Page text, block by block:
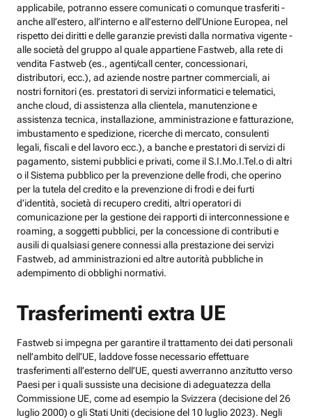
applicabile, potranno essere comunicati o comunque trasferiti -
anche all’estero, all’interno e all’esterno dell’Unione Europea, nel
rispetto dei diritti e delle garanzie previsti dalla normativa vigente -
alle società del gruppo al quale appartiene Fastweb, alla rete di
vendita Fastweb (es., agenti/call center, concessionari,
distributori, ecc.), ad aziende nostre partner commerciali, ai
nostri fornitori (es. prestatori di servizi informatici e telematici,
anche cloud, di assistenza alla clientela, manutenzione e
assistenza tecnica, installazione, amministrazione e fatturazione,
imbustamento e spedizione, ricerche di mercato, consulenti
legali, fiscali e del lavoro ecc.), a banche e prestatori di servizi di
pagamento, sistemi pubblici e privati, come il S.I.Mo.I.Tel.o di altri
o il Sistema pubblico per la prevenzione delle frodi, che operino
per la tutela del credito e la prevenzione di frodi e dei furti
d’identità, società di recupero crediti, altri operatori di
comunicazione per la gestione dei rapporti di interconnessione e
roaming, a soggetti pubblici, per la concessione di contributi e
ausili di qualsiasi genere connessi alla prestazione dei servizi
Fastweb, ad amministrazioni ed altre autorità pubbliche in
adempimento di obblighi normativi.
Trasferimenti extra UE
Fastweb si impegna per garantire il trattamento dei dati personali
nell’ambito dell’UE, laddove fosse necessario effettuare
trasferimenti all’esterno dell’UE, questi avverranno anzitutto verso
Paesi per i quali sussiste una decisione di adeguatezza della
Commissione UE, come ad esempio la Svizzera (decisione del 26
luglio 2000) o gli Stati Uniti (decisione del 10 luglio 2023). Negli